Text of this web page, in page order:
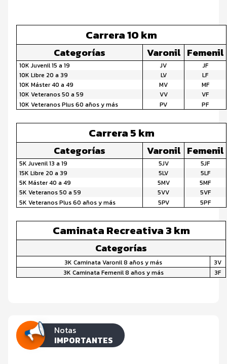
Carrera 10 km
Categorías Varonil Femenil
10K Juvenil 15 a 19 JV
JF
10K Libre 20 a 39
LV
LF
10K Máster 40 a 49
MV
MF
10K Veteranos 50 a 59
VV
VF
10K Veteranos Plus 60 años y más
PV PF
Carrera 5 km
Categorías Varonil Femenil
5K Juvenil 13 a 19 5JV
5JF
15K Libre 20 a 39
5LV
5LF
5K Máster 40 a 49
5MV
5MF
5K Veteranos 50 a 59
5VV
5VF
5K Veteranos Plus 60 años y más
5PV 5PF
Caminata Recreativa 3 km
Categorías
3K Caminata Varonil 8 años y más
3V
3K Caminata Femenil 8 años y más
3F
Notas
IMPORTANTES